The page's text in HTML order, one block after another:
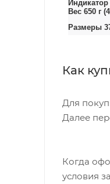
Индикатор
Вес 650 г
Размеры
Как
Для
Далее
Когда
условия